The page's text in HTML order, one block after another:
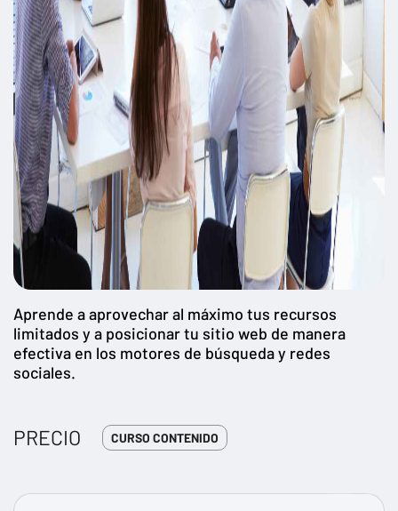
Aprende a aprovechar al máximo tus recursos
limitados y a posicionar tu sitio web de manera
efectiva en los motores de búsqueda y redes
sociales.
PRECIO CURSO CONTENIDO